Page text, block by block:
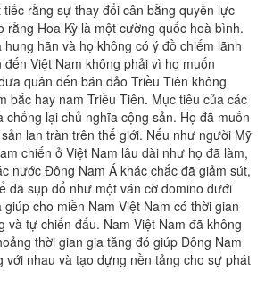
rằng sự thay đổi cân bằng quyền lực
rằng Hoa Kỳ là một cường quốc hoà bình.
hãn và họ không có ý đồ chiếm lãnh
Việt Nam không phải vì họ muốn
quân đến bán đảo Triều Tiên không
bắc hay nam Triều Tiên. Mục tiêu của các
chống lại chủ nghĩa cộng sản. Họ đã muốn
lan tràn trên thế giới. Nếu như người Mỹ
chiến ở Việt Nam lâu dài như họ đã làm,
nước Đông Nam Á khác chắc đã giảm sút,
đã sụp đổ như một ván cờ domino dưới
cho miền Nam Việt Nam có thời gian
và tự chiến đấu. Nam Việt Nam đã không
thời gian gia tăng đó giúp Đông Nam
với nhau và tạo dựng nền tảng cho sự phát